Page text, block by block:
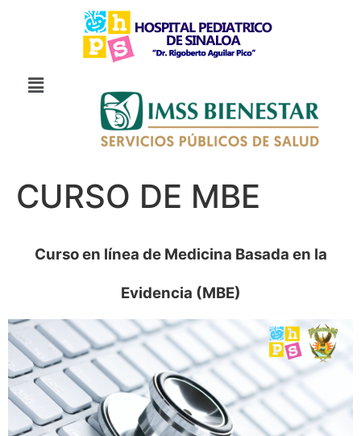
CURSO DE MBE
Curso en línea de Medicina Basada en la
Evidencia (MBE)